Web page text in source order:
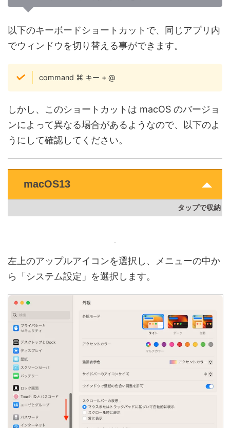
以下のキーボードショートカットで、同じアプリ内
でウィンドウを切り替える事ができます。
command ⌘ キー + @
しかし、このショートカットは macOS のバージョ
ンによって異なる場合があるようなので、以下のよ
うにして確認してください。
macOS13
左上のアップルアイコンを選択し、メニューの中か
ら「システム設定」を選択します。